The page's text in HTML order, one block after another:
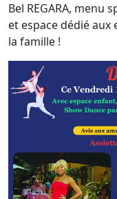
CONTACT
DEVENIR PARTENAIRE
CONNEXION
FR
Bel REGARA, menu
et espace dédié
la famille !